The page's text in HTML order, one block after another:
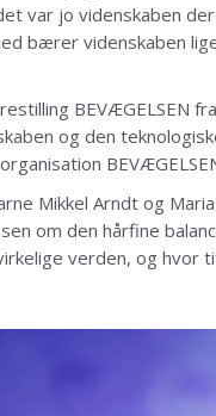
var jo videnskaben
bærer videnskaben
BEVÆGELSEN
og den
Mikkel Arndt og
om den hårfine
verden, og